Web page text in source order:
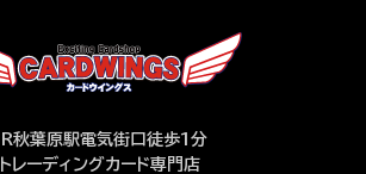
秋葉原駅電気街口徒歩1分
トレーディングカード専門店